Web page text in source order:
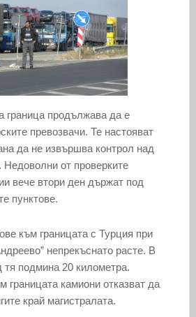
граница продължава да е
превозвачи. Те настояват
да не извършва контрол над
Недоволни от проверките
вече втори ден държат под
пунктове.
към границата с Турция при
непрекъснато расте. В
тя подмина 20 километра.
границата камиони отказват да
край магистралата.